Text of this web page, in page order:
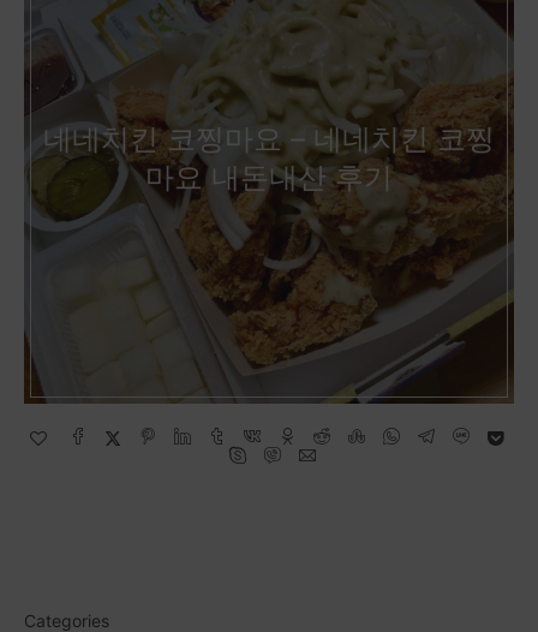
네네치킨 코찡마요 – 네네치킨 코찡
마요 내돈내산 후기
Categories